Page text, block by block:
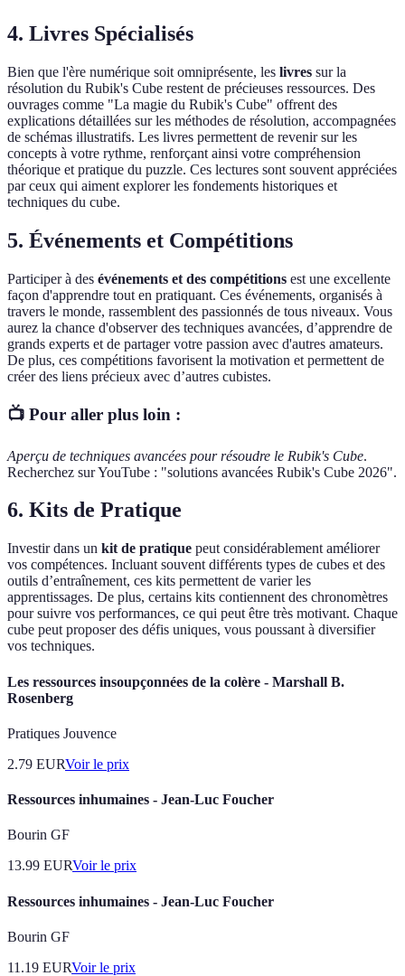
4. Livres Spécialisés
Bien que l'ère numérique soit omniprésente, les livres sur la
résolution du Rubik's Cube restent de précieuses ressources. Des
ouvrages comme "La magie du Rubik's Cube" offrent des
explications détaillées sur les méthodes de résolution, accompagnées
de schémas illustratifs. Les livres permettent de revenir sur les
concepts à votre rythme, renforçant ainsi votre compréhension
théorique et pratique du puzzle. Ces lectures sont souvent appréciées
par ceux qui aiment explorer les fondements historiques et
techniques du cube.
5. Événements et Compétitions
Participer à des événements et des compétitions est une excellente
façon d'apprendre tout en pratiquant. Ces événements, organisés à
travers le monde, rassemblent des passionnés de tous niveaux. Vous
aurez la chance d'observer des techniques avancées, d’apprendre de
grands experts et de partager votre passion avec d'autres amateurs.
De plus, ces compétitions favorisent la motivation et permettent de
créer des liens précieux avec d’autres cubistes.
📺 Pour aller plus loin :
Aperçu de techniques avancées pour résoudre le Rubik's Cube.
Recherchez sur YouTube : "solutions avancées Rubik's Cube 2026".
6. Kits de Pratique
Investir dans un kit de pratique peut considérablement améliorer
vos compétences. Incluant souvent différents types de cubes et des
outils d’entraînement, ces kits permettent de varier les
apprentissages. De plus, certains kits contiennent des chronomètres
pour suivre vos performances, ce qui peut être très motivant. Chaque
cube peut proposer des défis uniques, vous poussant à diversifier
vos techniques.
Les ressources insoupçonnées de la colère - Marshall B.
Rosenberg
Pratiques Jouvence
2.79 EURVoir le prix
Ressources inhumaines - Jean-Luc Foucher
Bourin GF
13.99 EURVoir le prix
Ressources inhumaines - Jean-Luc Foucher
Bourin GF
11.19 EURVoir le prix